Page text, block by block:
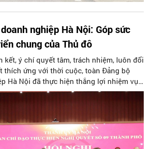
nghiệp Hà Nội: Góp sức
chung của Thủ đô
kết, ý chí quyết tâm, trách nhiệm, luôn đổi
thích ứng với thời cuộc, toàn Đảng bộ
Hà Nội đã thực hiện thắng lợi nhiệm vụ
đề ra, đóng góp vào sự phát triển chung